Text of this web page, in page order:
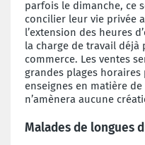
parfois le dimanche, ce
concilier leur vie privée
l’extension des heures
la charge de travail
commerce. Les ventes
grandes plages
enseignes en matière
n’amènera aucune
Malades de longues